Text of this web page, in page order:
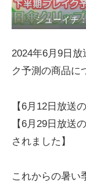
シューイチ
2024年6月9日
ク予測の商品に
【6月12日放送
【6月29日放送
されました】
これからの暑い